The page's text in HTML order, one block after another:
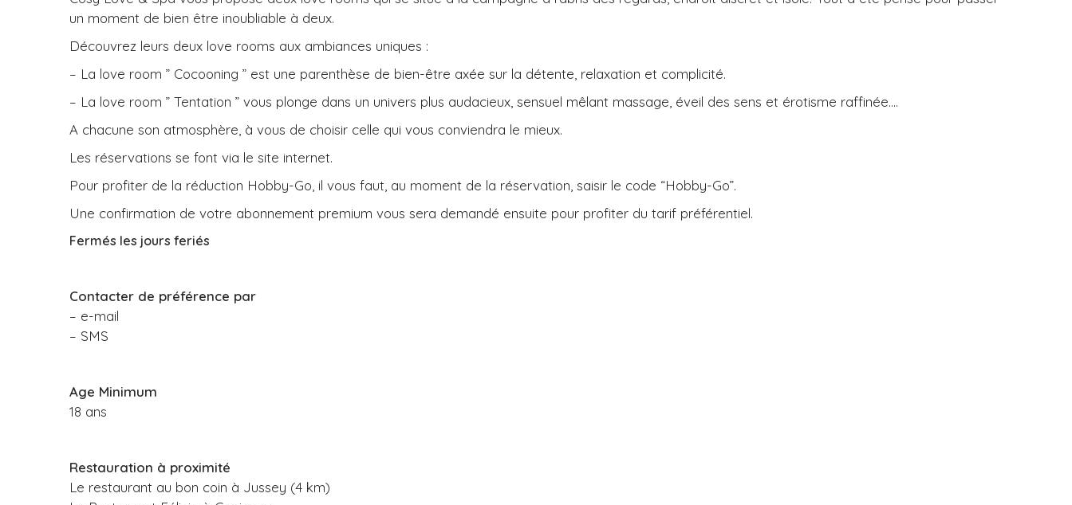
un moment de bien être inoubliable à deux.
Découvrez leurs deux love rooms aux ambiances uniques :
– La love room ” Cocooning ” est une parenthèse de bien-être axée sur la détente, relaxation et complicité.
– La love room ” Tentation ” vous plonge dans un univers plus audacieux, sensuel mêlant massage, éveil des sens et érotisme raffinée….
A chacune son atmosphère, à vous de choisir celle qui vous conviendra le mieux.
Les réservations se font via le site internet.
Pour profiter de la réduction Hobby-Go, il vous faut, au moment de la réservation, saisir le code “Hobby-Go”.
Une confirmation de votre abonnement premium vous sera demandé ensuite pour profiter du tarif préférentiel.
Fermés les jours feriés
Contacter de préférence par
– e-mail
– SMS
Age Minimum
18 ans
Restauration à proximité
Le restaurant au bon coin à Jussey (4 km)